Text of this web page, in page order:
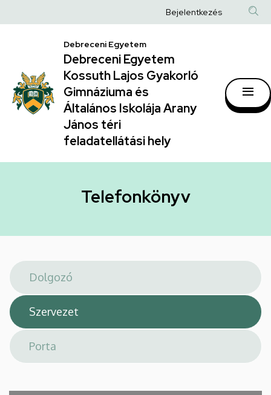
|
Debreceni
Egyetem
Kossuth
Lajos
Gyakorló
Általános
Arany
János
téri
feladatellátási
hely
a
Anonim
fiók
menüje
Bejelentkezés
Debreceni Egyetem
Debreceni Egyetem
Kossuth Lajos Gyakorló
Gimnáziuma és
Általános Iskolája Arany
János téri
feladatellátási hely
Telefonkönyv